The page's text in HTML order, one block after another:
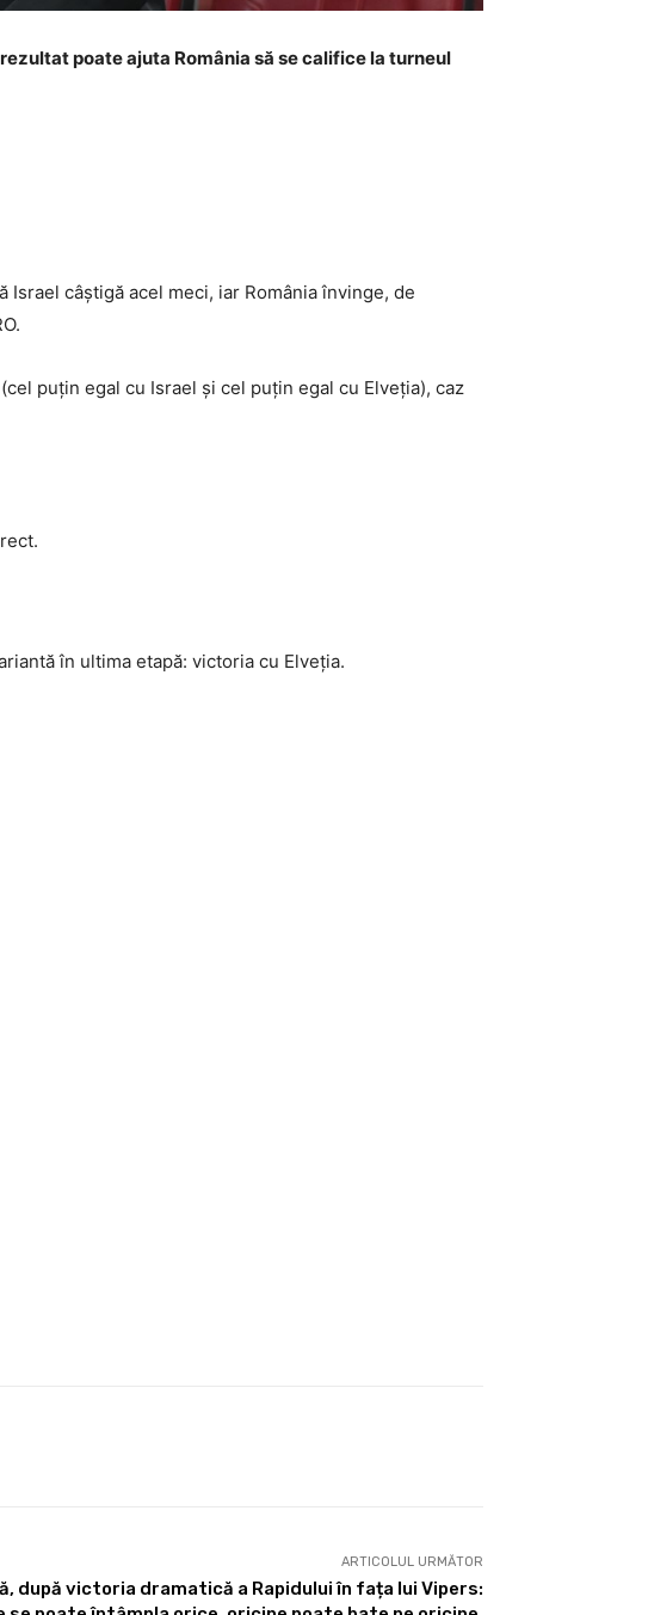
poate ajuta România să se califice la turneul
câștigă acel meci, iar România învinge, de
puțin egal cu Israel și cel puțin egal cu Elveția), caz
în ultima etapă: victoria cu Elveția.
ARTICOLUL URMĂTOR
după victoria dramatică a Rapidului în fața lui Vipers: